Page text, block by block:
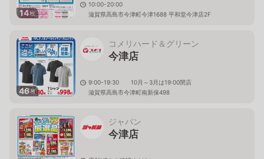
14枚
10:00-20:00
滋賀県高島市今津町今津1688 平和堂今津店2F
46枚
コメリハード＆グリーン
今津店
9:00-19:30 10月～3月は19:00閉店
滋賀県高島市今津町南新保498
ジャパン
今津店